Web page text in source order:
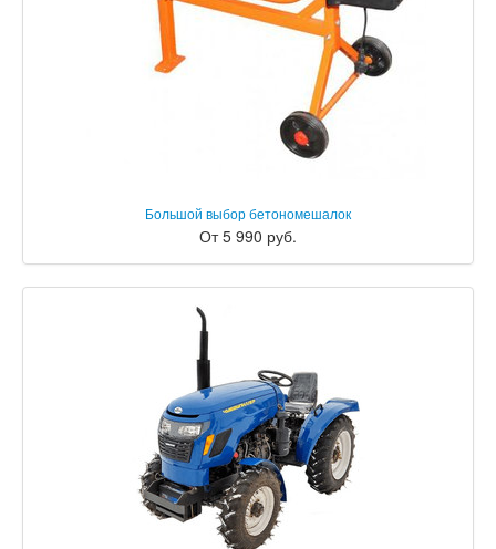
Большой выбор бетономешалок
От 5 990 руб.